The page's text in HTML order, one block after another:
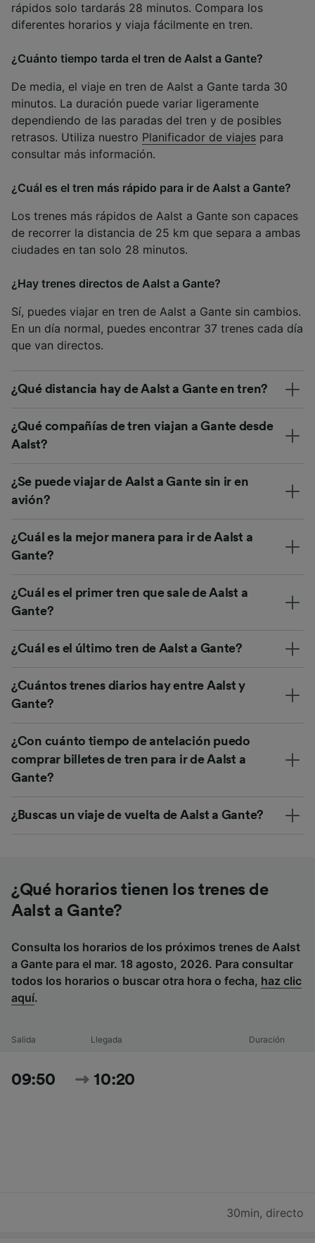
rápidos solo tardarás 28 minutos. Compara los
diferentes horarios y viaja fácilmente en tren.
¿Cuánto tiempo tarda el tren de Aalst a Gante?
De media, el viaje en tren de Aalst a Gante tarda 30
minutos. La duración puede variar ligeramente
dependiendo de las paradas del tren y de posibles
retrasos. Utiliza nuestro Planificador de viajes para
consultar más información.
¿Cuál es el tren más rápido para ir de Aalst a Gante?
Los trenes más rápidos de Aalst a Gante son capaces
de recorrer la distancia de 25 km que separa a ambas
ciudades en tan solo 28 minutos.
¿Hay trenes directos de Aalst a Gante?
Sí, puedes viajar en tren de Aalst a Gante sin cambios.
En un día normal, puedes encontrar 37 trenes cada día
que van directos.
¿Qué distancia hay de Aalst a Gante en tren?
¿Qué compañías de tren viajan a Gante desde
Aalst?
¿Se puede viajar de Aalst a Gante sin ir en
avión?
¿Cuál es la mejor manera para ir de Aalst a
Gante?
¿Cuál es el primer tren que sale de Aalst a
Gante?
¿Cuál es el último tren de Aalst a Gante?
¿Cuántos trenes diarios hay entre Aalst y
Gante?
¿Con cuánto tiempo de antelación puedo
comprar billetes de tren para ir de Aalst a
Gante?
¿Buscas un viaje de vuelta de Aalst a Gante?
¿Qué horarios tienen los trenes de
Aalst a Gante?
Consulta los horarios de los próximos trenes de Aalst
a Gante para el mar. 18 agosto, 2026. Para consultar
todos los horarios o buscar otra hora o fecha, haz clic
aquí.
Salida Llegada Duración
09:50 10:20
30min, directo